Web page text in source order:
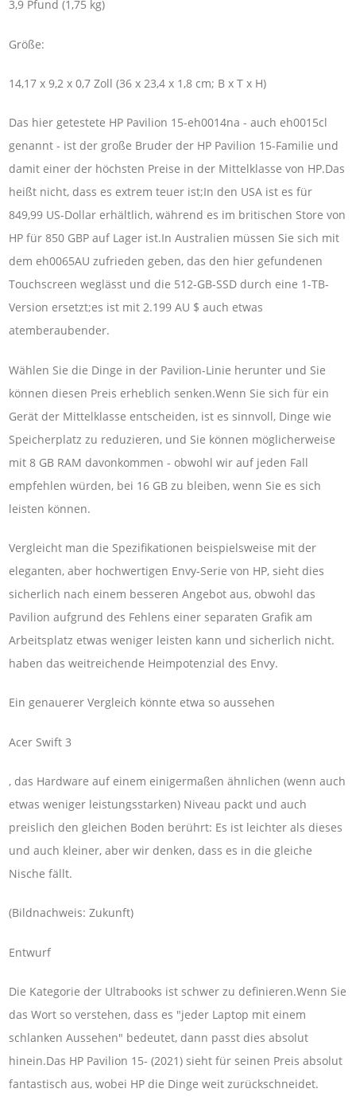
3,9 Pfund (1,75 kg)
Größe:
14,17 x 9,2 x 0,7 Zoll (36 x 23,4 x 1,8 cm; B x T x H)
Das hier getestete HP Pavilion 15-eh0014na - auch eh0015cl
genannt - ist der große Bruder der HP Pavilion 15-Familie und
damit einer der höchsten Preise in der Mittelklasse von HP.Das
heißt nicht, dass es extrem teuer ist;In den USA ist es für
849,99 US-Dollar erhältlich, während es im britischen Store von
HP für 850 GBP auf Lager ist.In Australien müssen Sie sich mit
dem eh0065AU zufrieden geben, das den hier gefundenen
Touchscreen weglässt und die 512-GB-SSD durch eine 1-TB-
Version ersetzt;es ist mit 2.199 AU $ auch etwas
atemberaubender.
Wählen Sie die Dinge in der Pavilion-Linie herunter und Sie
können diesen Preis erheblich senken.Wenn Sie sich für ein
Gerät der Mittelklasse entscheiden, ist es sinnvoll, Dinge wie
Speicherplatz zu reduzieren, und Sie können möglicherweise
mit 8 GB RAM davonkommen - obwohl wir auf jeden Fall
empfehlen würden, bei 16 GB zu bleiben, wenn Sie es sich
leisten können.
Vergleicht man die Spezifikationen beispielsweise mit der
eleganten, aber hochwertigen Envy-Serie von HP, sieht dies
sicherlich nach einem besseren Angebot aus, obwohl das
Pavilion aufgrund des Fehlens einer separaten Grafik am
Arbeitsplatz etwas weniger leisten kann und sicherlich nicht.
haben das weitreichende Heimpotenzial des Envy.
Ein genauerer Vergleich könnte etwa so aussehen
Acer Swift 3
, das Hardware auf einem einigermaßen ähnlichen (wenn auch
etwas weniger leistungsstarken) Niveau packt und auch
preislich den gleichen Boden berührt: Es ist leichter als dieses
und auch kleiner, aber wir denken, dass es in die gleiche
Nische fällt.
(Bildnachweis: Zukunft)
Entwurf
Die Kategorie der Ultrabooks ist schwer zu definieren.Wenn Sie
das Wort so verstehen, dass es "jeder Laptop mit einem
schlanken Aussehen" bedeutet, dann passt dies absolut
hinein.Das HP Pavilion 15- (2021) sieht für seinen Preis absolut
fantastisch aus, wobei HP die Dinge weit zurückschneidet.